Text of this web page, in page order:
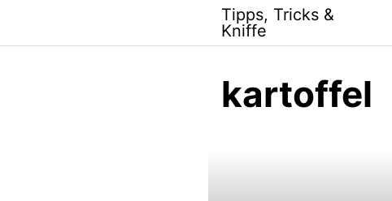
content
Tipps, Tricks &
Kniffe
kartoffel